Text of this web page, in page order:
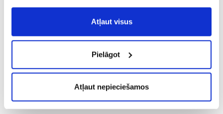
noteikumiem(saīsināti - VVLN).
Atļaut visus
Pielāgot
Atļaut nepieciešamos